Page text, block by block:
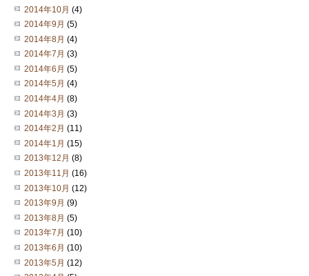
2014年10月 (4)
2014年9月 (5)
2014年8月 (4)
2014年7月 (3)
2014年6月 (5)
2014年5月 (4)
2014年4月 (8)
2014年3月 (3)
2014年2月 (11)
2014年1月 (15)
2013年12月 (8)
2013年11月 (16)
2013年10月 (12)
2013年9月 (9)
2013年8月 (5)
2013年7月 (10)
2013年6月 (10)
2013年5月 (12)